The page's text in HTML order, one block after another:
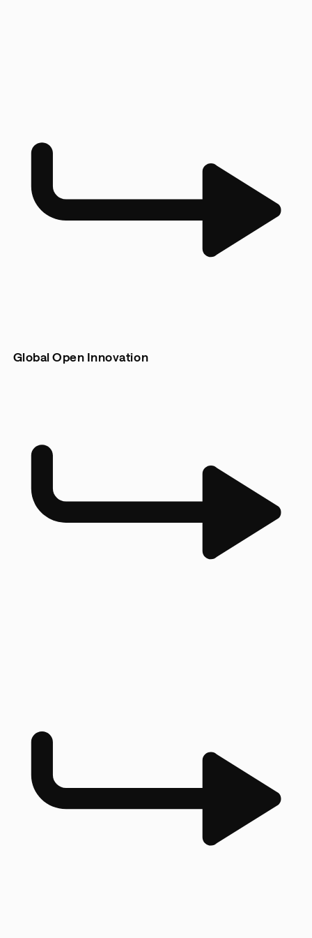
Global Open Innovation